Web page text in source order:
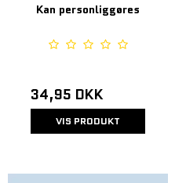
Kan personliggøres
34,95 DKK
VIS PRODUKT